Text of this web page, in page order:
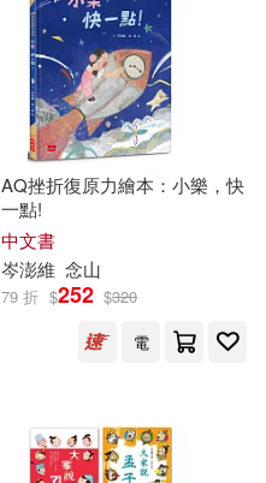
AQ挫折復原力繪本：小樂，快
一點!
中文書
岑澎維 念山
79 折 $252 $320
電